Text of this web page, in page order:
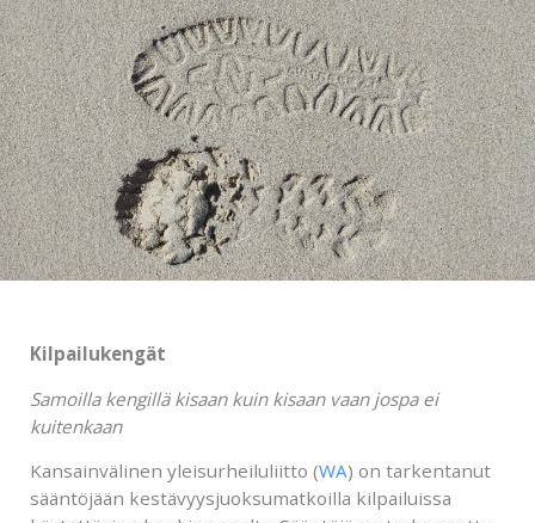
Kilpailukengät
Samoilla kengillä kisaan kuin kisaan vaan jospa ei
kuitenkaan
Kansainvälinen yleisurheiluliitto (WA) on tarkentanut
sääntöjään kestävyysjuoksumatkoilla kilpailuissa